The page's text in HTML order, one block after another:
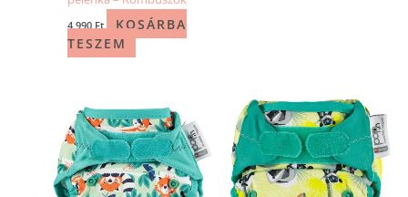
4 990 Ft
KOSÁRBA
TESZEM